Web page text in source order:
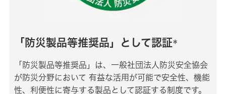
「防災製品等推奨品」として認証＊
「防災製品等推奨品」は、一般社団法人防災安全協会
が防災分野において 有益な活用が可能で安全性、機能
性、利便性に寄与する製品として認証する制度です。